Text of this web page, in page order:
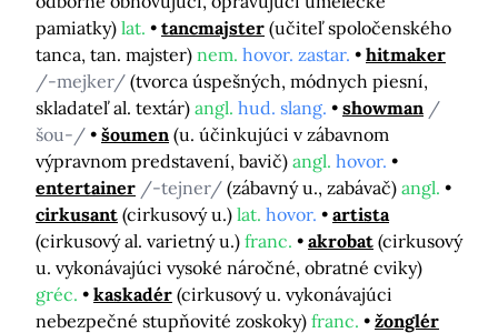
pamiatky) lat. tancmajster (učiteľ spoločenského
tanca, tan. majster) nem. hovor. zastar.
hitmaker
/-mejker/ (tvorca úspešných, módnych piesní,
skladateľ al. textár) angl. hud. slang. showman /
šou-/
šoumen (u. účinkujúci v zábavnom
výpravnom predstavení, bavič) angl. hovor.
entertainer /-tejner/ (zábavný u., zabávač) angl.
cirkusant (cirkusový u.) lat. hovor.
artista
(cirkusový al. varietný u.) franc. akrobat (cirkusový
u. vykonávajúci vysoké náročné, obratné cviky)
gréc.
kaskadér (cirkusový u. vykonávajúci
nebezpečné stupňovité zoskoky) franc.
žonglér